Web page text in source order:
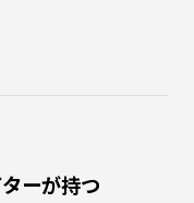
ーが持つ